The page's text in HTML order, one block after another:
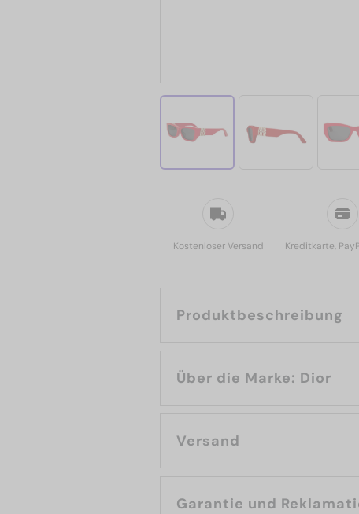
Kostenloser Versand Kreditkarte,
Produktbeschreibung
Über die Marke: Dior
Versand
Garantie und